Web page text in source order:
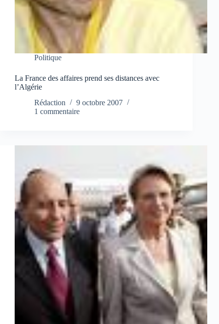
Politique
La France des affaires prend ses distances avec
l’Algérie
Rédaction
9 octobre 2007
1 commentaire